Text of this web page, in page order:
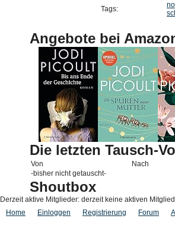
Tags:
no
Angebote bei
Die letzten Tausch-
Von
Nach
-bisher nicht getauscht-
Shoutbox
Derzeit aktive Mitglieder: derzeit keine aktiven
Home
Einloggen Registrierung Forum